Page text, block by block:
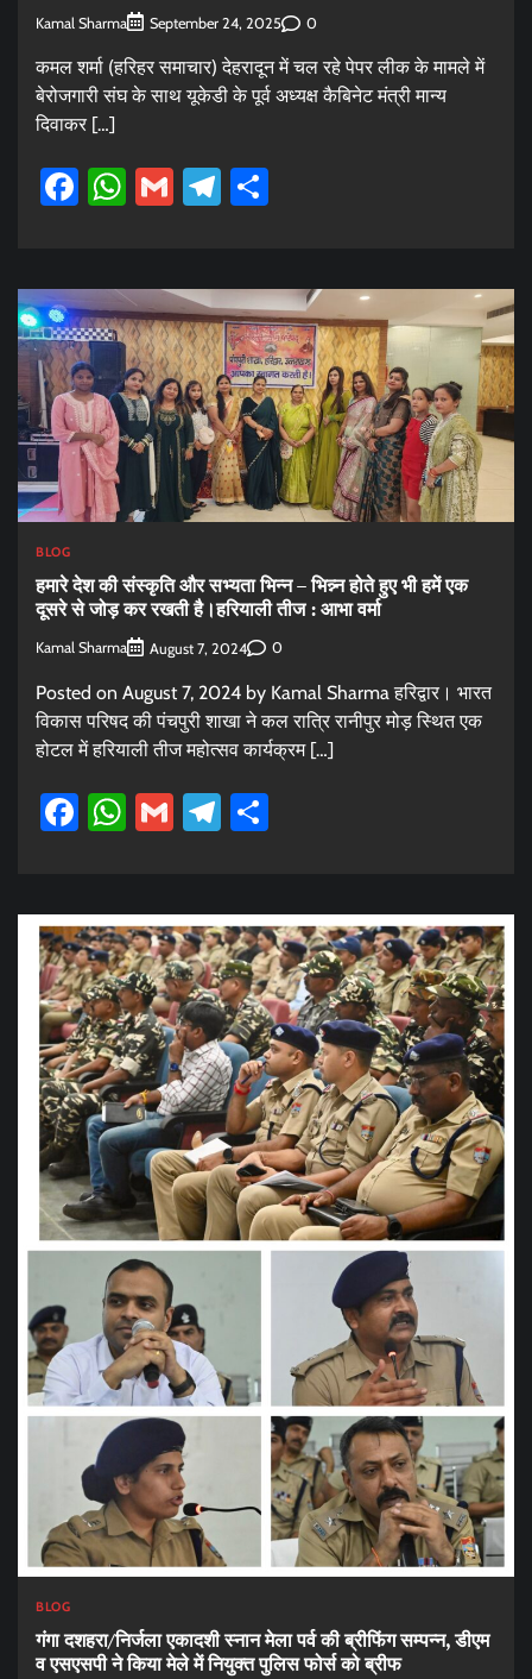
Kamal Sharma September 24, 2025 0
कमल शर्मा (हरिहर समाचार) देहरादून में चल रहे पेपर लीक के मामले में
बेरोजगारी संघ के साथ यूकेडी के पूर्व अध्यक्ष कैबिनेट मंत्री मान्य
दिवाकर […]
Facebook
WhatsApp
GmailTelegram
BLOG
हमारे देश की संस्कृति और सभ्यता भिन्न – भिन्न्न होते हुए भी हमें एक
दूसरे से जोड़ कर रखती है।हरियाली तीज : आभा वर्मा
Kamal Sharma August 7, 2024 0
Posted on August 7, 2024 by Kamal Sharma हरिद्वार। भारत
विकास परिषद की पंचपुरी शाखा ने कल रात्रि रानीपुर मोड़ स्थित एक
होटल में हरियाली तीज महोत्सव कार्यक्रम […]
Facebook
WhatsApp
GmailTelegram
BLOG
गंगा दशहरा/निर्जला एकादशी स्नान मेला पर्व की ब्रीफिंग सम्पन्न, डीएम
व एसएसपी ने किया मेले में नियुक्त पुलिस फोर्स को ब्रीफ